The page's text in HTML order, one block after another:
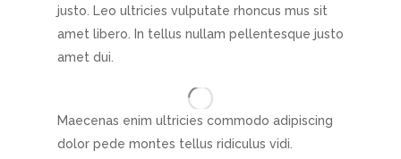
justo. Leo ultricies vulputate rhoncus mus sit
amet libero. In tellus nullam pellentesque justo
amet dui.
Maecenas enim ultricies commodo adipiscing
dolor pede montes tellus ridiculus vidi.